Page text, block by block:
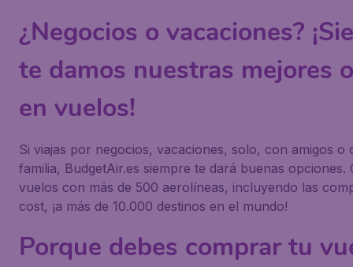
¿Negocios o vacaciones?
te damos nuestras mejores
en vuelos!
Si viajas por negocios, vacaciones, solo, con amigos o
familia, BudgetAir.es siempre te dará buenas opciones.
vuelos con más de 500 aerolíneas, incluyendo las
cost, ¡a más de 10.000 destinos en el mundo!
Porque debes comprar tu